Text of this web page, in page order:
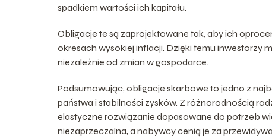
spadkiem wartości ich kapitału.
Obligacje te są zaprojektowane tak, aby ich
okresach wysokiej inflacji. Dzięki temu inwestorzy
niezależnie od zmian w gospodarce.
Podsumowując, obligacje skarbowe to jedno z
państwa i stabilności zysków. Z różnorodnością
elastyczne rozwiązanie dopasowane do potrzeb
niezaprzeczalna, a nabywcy cenią je za